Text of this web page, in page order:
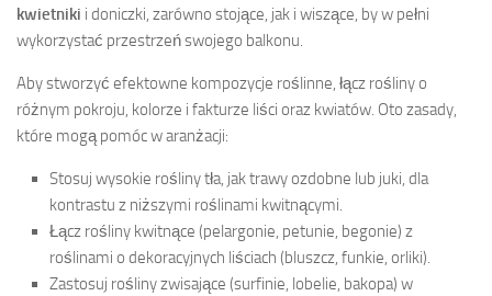
kwietniki i doniczki, zarówno stojące, jak i wiszące, by w pełni
wykorzystać przestrzeń swojego balkonu.
Aby stworzyć efektowne kompozycje roślinne, łącz rośliny o
różnym pokroju, kolorze i fakturze liści oraz kwiatów. Oto zasady,
które mogą pomóc w aranżacji:
Stosuj wysokie rośliny tła, jak trawy ozdobne lub juki, dla
kontrastu z niższymi roślinami kwitnącymi.
Łącz rośliny kwitnące (pelargonie, petunie, begonie) z
roślinami o dekoracyjnych liściach (bluszcz, funkie, orliki).
Zastosuj rośliny zwisające (surfinie, lobelie, bakopa) w